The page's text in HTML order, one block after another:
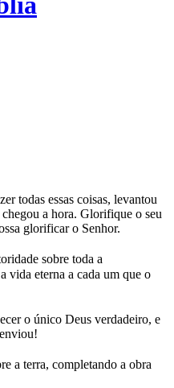
todas essas coisas, levantou
a hora. Glorifique o seu
glorificar o Senhor.
sobre toda a
vida eterna a cada um que o
o único Deus verdadeiro, e
a terra, completando a obra